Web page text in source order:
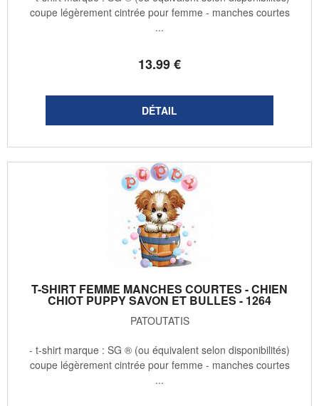
13.99€
coupe légèrement cintrée pour femme - manches courtes
...
T-SHIRT FEMME MANCHES COURTES - CHIEN
CHIOT PUPPY SAVON ET BULLES - 1264
PATOUTATIS
- t-shirt marque : SG ® (ou équivalent selon disponibilités)
coupe légèrement cintrée pour femme - manches courtes
...